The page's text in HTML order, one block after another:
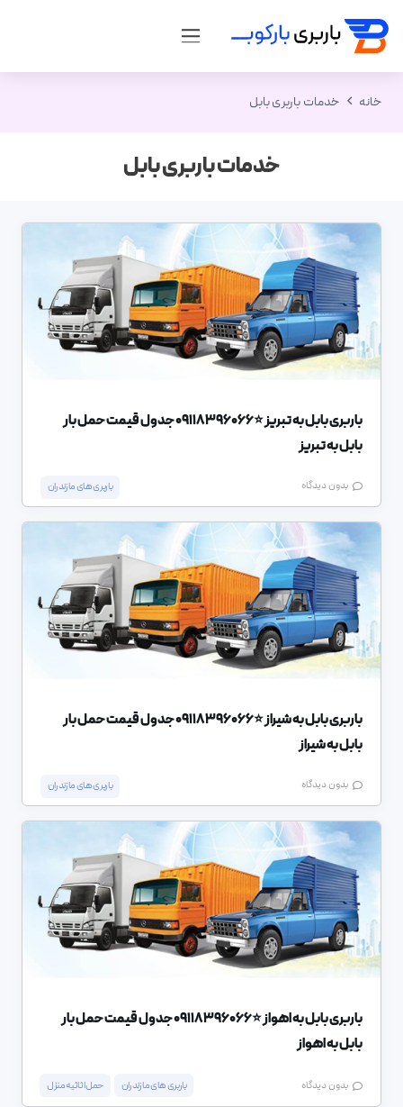
خانه خدمات باربری بابل
خدمات باربری بابل
باربری بابل به تبریز ⭐️09118396066 جدول قیمت حمل بار
بابل به تبریز
بدون دیدگاه باربری های مازندران
باربری بابل به شیراز ⭐️09118396066 جدول قیمت حمل بار
بابل به شیراز
بدون دیدگاه باربری های مازندران
باربری بابل به اهواز ⭐️09118396066 جدول قیمت حمل بار
بابل به اهواز
بدون دیدگاه باربری های مازندران حمل اثاثیه منزل